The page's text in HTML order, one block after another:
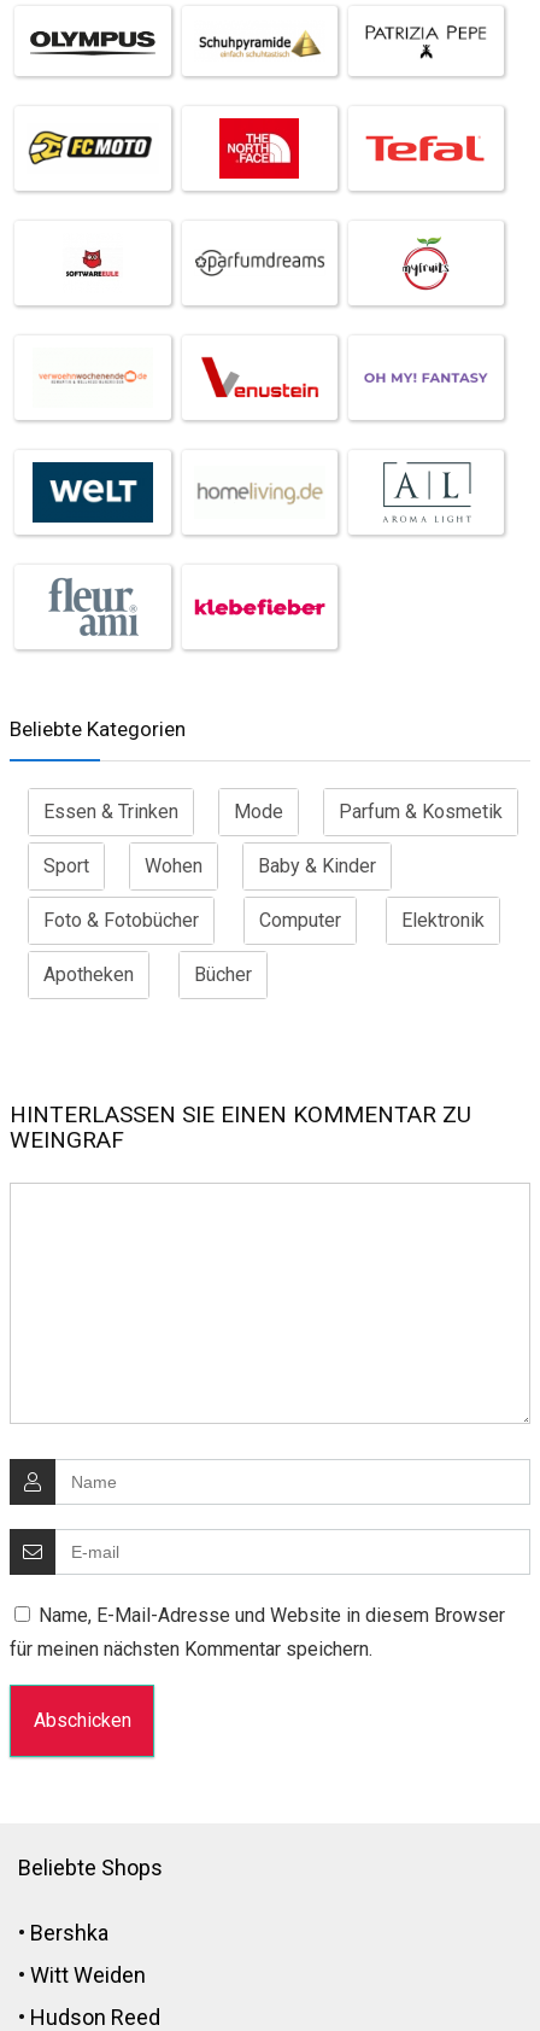
Beliebte Kategorien
Essen & Trinken Mode Parfum & Kosmetik
Sport Wohen Baby & Kinder
Foto & Fotobücher Computer Elektronik
Apotheken Bücher
HINTERLASSEN SIE EINEN KOMMENTAR ZU
WEINGRAF
Name, E-Mail-Adresse und Website in diesem Browser
für meinen nächsten Kommentar speichern.
Beliebte Shops
• Bershka
• Witt Weiden
• Hudson Reed